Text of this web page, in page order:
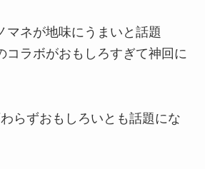
マネが地味にうまいと話題
コラボがおもしろすぎて神回に
らずおもしろいとも話題にな